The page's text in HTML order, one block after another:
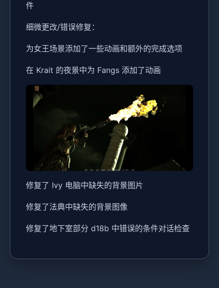
件
细微更改/错误修复：
为女王场景添加了一些动画和额外的完成选项
在 Krait 的夜景中为 Fangs 添加了动画
修复了 Ivy 电脑中缺失的背景图片
修复了法典中缺失的背景图像
修复了地下室部分 d18b 中错误的条件对话检查